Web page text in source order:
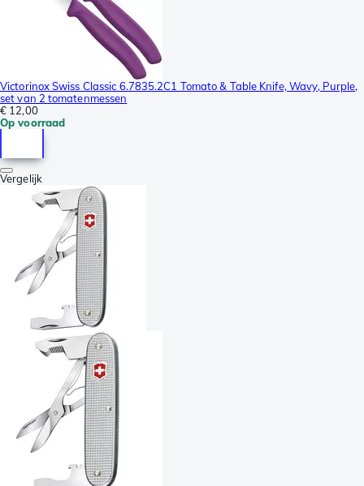
Victorinox Swiss Classic 6.7835.2C1 Tomato & Table Knife, Wavy, Purple,
set van 2 tomatenmessen
€ 12,00
Op voorraad
Vergelijk